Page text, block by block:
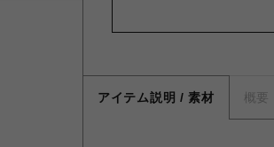
アイテム説明 / 素材 概要